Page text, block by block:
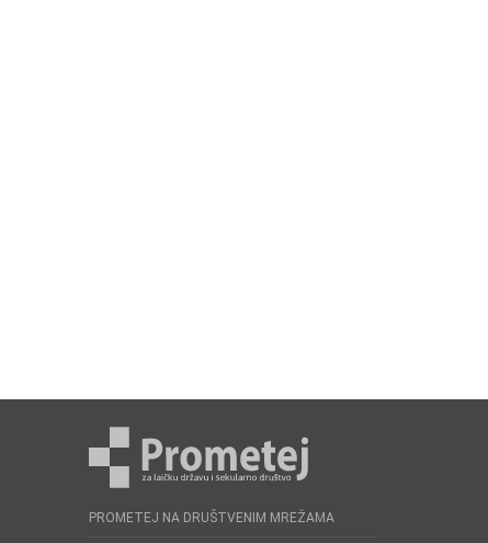
PROMETEJ NA DRUŠTVENIM MREŽAMA